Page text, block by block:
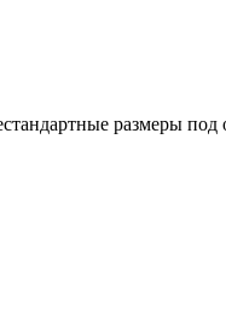
размеры под